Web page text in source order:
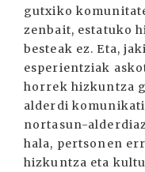
gutxiko
zenbait, estatuko
besteak ez. Eta,
esperientziak
horrek hizkuntza
alderdi
nortasun-
hala, pertsonen
hizkuntza eta